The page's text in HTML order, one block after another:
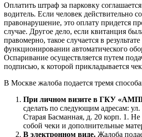
Оплатить штраф за парковку
водитель. Если человек действительно
правонарушение, это оплату придется
случае. Другое дело, если квитанция
правомерно, такое случается в
функционировании автоматического
Оспаривание осуществляется путем
подписью, к которой прикладывается
В Москве жалоба подается тремя
При личном визите в ГКУ
сделать по следующим адресам: ул.
Старая Басманная, д. 20 корп. 1. Не
собой чеки и дополнительные
В электронном виде. Жалоба